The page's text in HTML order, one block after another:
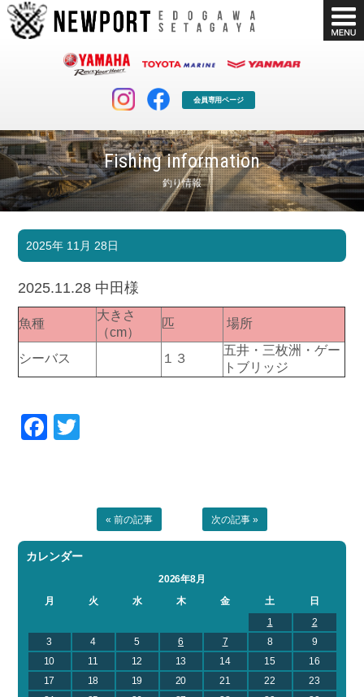
会員専用ページ
Fishing information
釣り情報
マリンクラブ
マリンライフを堪能したい！
ボート販売
ボート免許
長年の実績と信頼！
店舗情報 公式ブログ
Blog
採用情報
2025年 11月 28日
2025.11.28 中田様
魚種
大きさ
（cm）
匹 場所
シーバス １３
五井・三枚洲・ゲー
トブリッジ
Facebook
« 前の記事 次の記事 »
カレンダー
2026年8月
月
火 水 木 金 土
日
1
2
3
4 5 6 7 8
9
10
11 12 13 14 15
16
17
18 19 20 21 22
23